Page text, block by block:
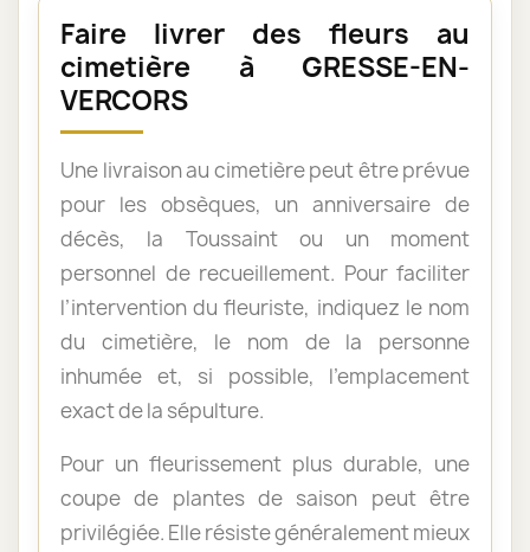
Faire livrer des fleurs au
cimetière à GRESSE-EN-
VERCORS
Une livraison au cimetière peut être prévue
pour les obsèques, un anniversaire de
décès, la Toussaint ou un moment
personnel de recueillement. Pour faciliter
l’intervention du fleuriste, indiquez le nom
du cimetière, le nom de la personne
inhumée et, si possible, l’emplacement
exact de la sépulture.
Pour un fleurissement plus durable, une
coupe de plantes de saison peut être
privilégiée. Elle résiste généralement mieux